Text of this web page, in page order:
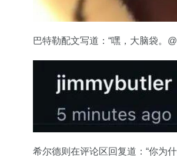
巴特勒配文写道：“嘿，大脑袋。
希尔德则在评论区回复道：“你为